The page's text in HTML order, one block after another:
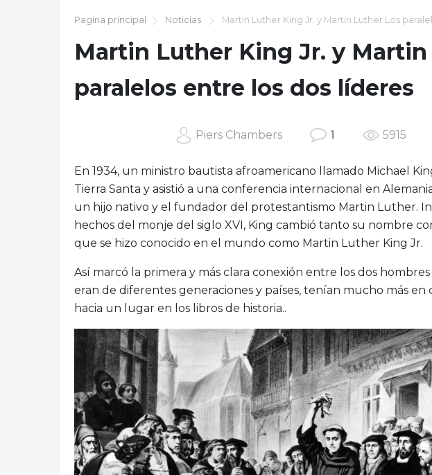
Pagina principal Noticias Martin Luther King Jr. y Martin Luther Los
Martin Luther King Jr. y
paralelos entre los dos líderes
Piers Chambers 1 5915
En 1934, un ministro bautista afroamericano llamado Michael
Tierra Santa y asistió a una conferencia internacional en
un hijo nativo y el fundador del protestantismo Martin Luther.
hechos del monje del siglo XVI, King cambió tanto su nombre
que se hizo conocido en el mundo como Martin Luther King Jr.
Así marcó la primera y más clara conexión entre los dos
eran de diferentes generaciones y países, tenían mucho más en
hacia un lugar en los libros de historia..